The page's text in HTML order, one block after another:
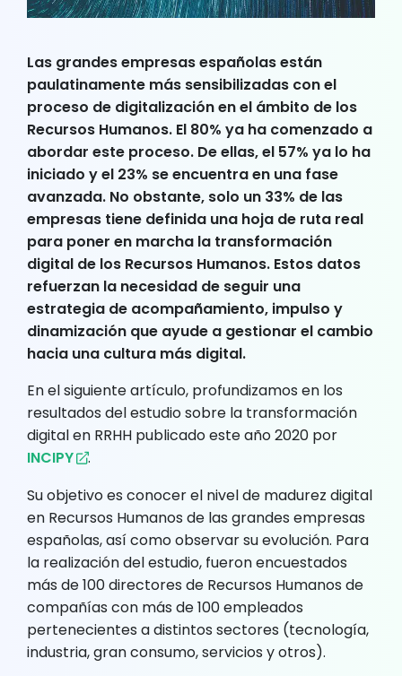
Las grandes empresas españolas están
paulatinamente más sensibilizadas con el
proceso de digitalización en el ámbito de los
Recursos Humanos. El 80% ya ha comenzado a
abordar este proceso. De ellas, el 57% ya lo ha
iniciado y el 23% se encuentra en una fase
avanzada. No obstante, solo un 33% de las
empresas tiene definida una hoja de ruta real
para poner en marcha la transformación
digital de los Recursos Humanos. Estos datos
refuerzan la necesidad de seguir una
estrategia de acompañamiento, impulso y
dinamización que ayude a gestionar el cambio
hacia una cultura más digital.
En el siguiente artículo, profundizamos en los
resultados del estudio sobre la transformación
digital en RRHH publicado este año 2020 por
INCIPY
.
Su objetivo es conocer el nivel de madurez digital
en Recursos Humanos de las grandes empresas
españolas, así como observar su evolución. Para
la realización del estudio, fueron encuestados
más de 100 directores de Recursos Humanos de
compañías con más de 100 empleados
pertenecientes a distintos sectores (tecnología,
industria, gran consumo, servicios y otros).